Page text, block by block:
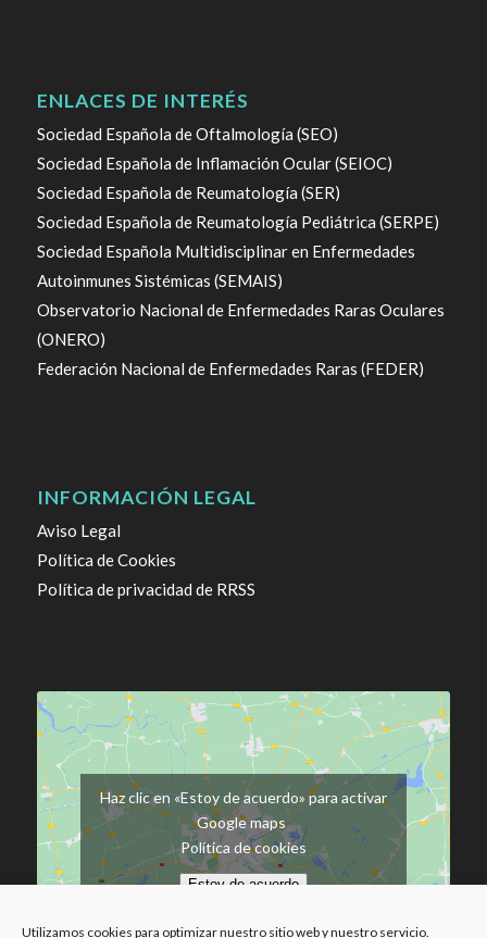
Utilizamos cookies para optimizar nuestro sitio web y nuestro servicio.
ENLACES DE INTERÉS
Sociedad Española de Oftalmología (SEO)
Sociedad Española de Inflamación Ocular (SEIOC)
Sociedad Española de Reumatología (SER)
Sociedad Española de Reumatología Pediátrica (SERPE)
Sociedad Española Multidisciplinar en Enfermedades
Autoinmunes Sistémicas (SEMAIS)
Observatorio Nacional de Enfermedades Raras Oculares
(ONERO)
Federación Nacional de Enfermedades Raras (FEDER)
INFORMACIÓN LEGAL
Aviso Legal
Política de Cookies
Política de privacidad de RRSS
Haz clic en «Estoy de acuerdo» para activar
Google maps
Política de cookies
Estoy de acuerdo